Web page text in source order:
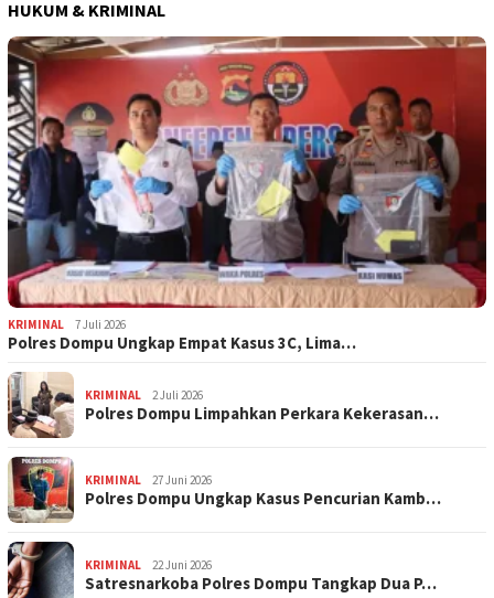
HUKUM & KRIMINAL
KRIMINAL 7 Juli 2026
Polres Dompu Ungkap Empat Kasus 3C, Lima…
KRIMINAL 2 Juli 2026
Polres Dompu Limpahkan Perkara Kekerasan…
KRIMINAL 27 Juni 2026
Polres Dompu Ungkap Kasus Pencurian Kamb…
KRIMINAL 22 Juni 2026
Satresnarkoba Polres Dompu Tangkap Dua P…